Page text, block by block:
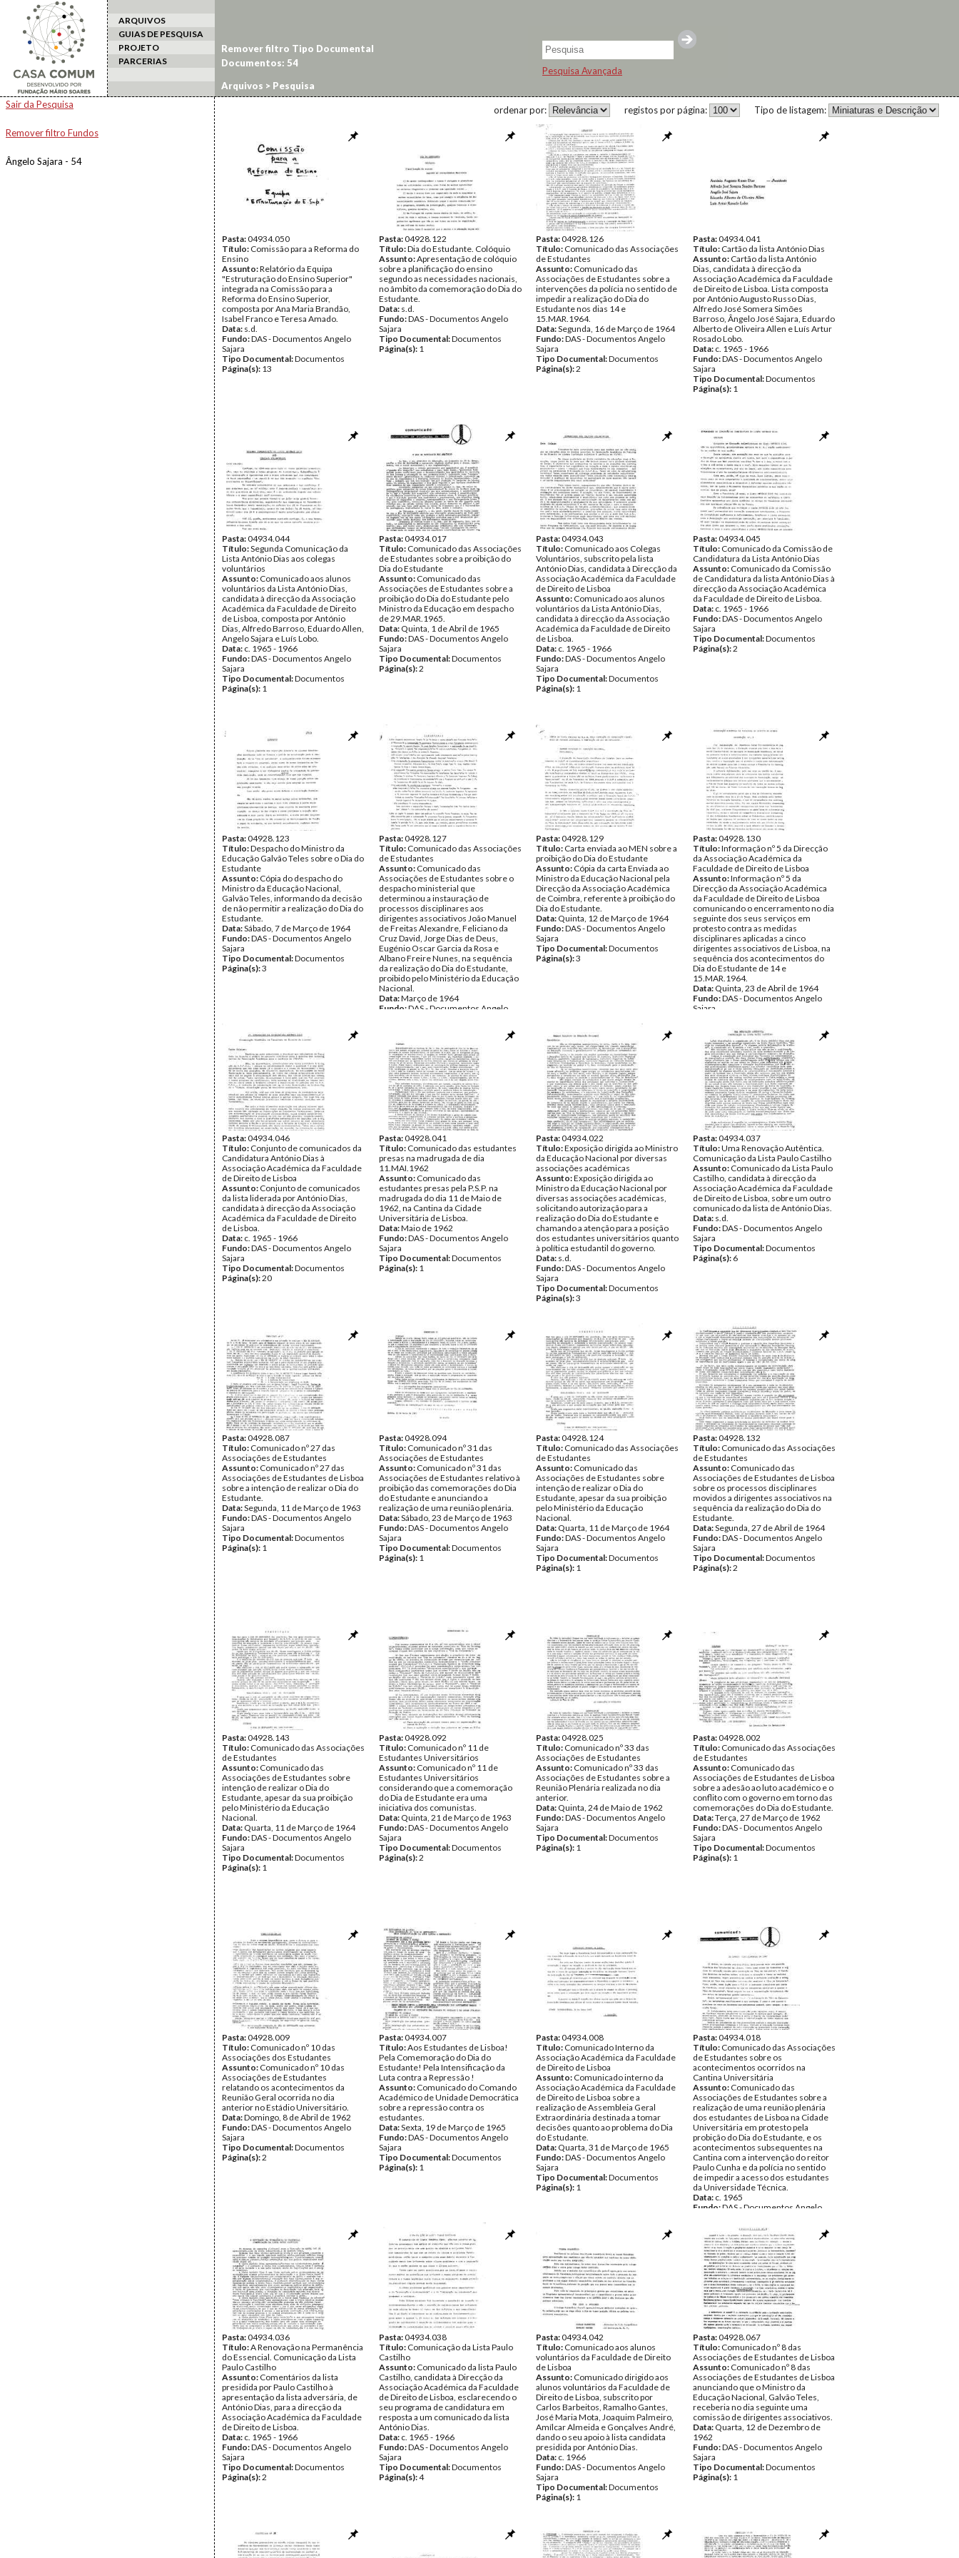
ARQUIVOS
GUIAS DE PESQUISA
PROJETO
PARCERIAS
Pesquisa Avançada
Arquivos > Pesquisa
Sair da Pesquisa
Remover filtro Fundos
Ângelo Sajara - 54
Remover filtro Tipo Documental
Documentos: 54
Tipo de listagem:
registos por página:
ordenar por:
Pasta:04934.050
Título: Comissão para a Reforma do
Ensino
Assunto:Relatório da Equipa
"Estruturação do Ensino Superior"
integrada na Comissão para a
Reforma do Ensino Superior,
composta por Ana Maria Brandão,
Isabel Franco e Teresa Amado.
Data: s.d.
Fundo:DAS - Documentos Angelo
Sajara
Tipo Documental:Documentos
Página(s): 13
Pasta:04928.122
Título:Dia do Estudante. Colóquio
Assunto:Apresentação de colóquio
sobre a planificação do ensino
segundo as necessidades nacionais,
no âmbito da comemoração do Dia do
Estudante.
Data: s.d.
Fundo:DAS - Documentos Angelo
Sajara
Tipo Documental:Documentos
Página(s): 1
Pasta:04928.126
Título: Comunicado das Associações
de Estudantes
Assunto: Comunicado das
Associações de Estudantes sobre a
intervenções da polícia no sentido de
impedir a realização do Dia do
Estudante nos dias 14 e
15.MAR.1964.
Data:Segunda, 16 de Março de 1964
Fundo:DAS - Documentos Angelo
Sajara
Tipo Documental:Documentos
Página(s):2
Pasta:04934.041
Título: Cartão da lista António Dias
Assunto: Cartão da lista António
Dias, candidata à direcção da
Associação Académica da Faculdade
de Direito de Lisboa. Lista composta
por António Augusto Russo Dias,
Alfredo José Somera Simões
Barroso, Ângelo José Sajara, Eduardo
Alberto de Oliveira Allen e Luís Artur
Rosado Lobo.
Data: c. 1965 - 1966
Fundo:DAS - Documentos Angelo
Sajara
Tipo Documental:Documentos
Página(s): 1
Pasta:04934.044
Título:Segunda Comunicação da
Lista António Dias aos colegas
voluntários
Assunto: Comunicado aos alunos
voluntários da Lista António Dias,
candidata à direcção da Associação
Académica da Faculdade de Direito
de Lisboa, composta por António
Dias, Alfredo Barroso, Eduardo Allen,
Angelo Sajara e Luís Lobo.
Data: c. 1965 - 1966
Fundo:DAS - Documentos Angelo
Sajara
Tipo Documental:Documentos
Página(s): 1
Pasta:04934.017
Título: Comunicado das Associações
de Estudantes sobre a proibição do
Dia do Estudante
Assunto: Comunicado das
Associações de Estudantes sobre a
proibição do Dia do Estudante pelo
Ministro da Educação em despacho
de 29.MAR.1965.
Data: Quinta, 1 de Abril de 1965
Fundo:DAS - Documentos Angelo
Sajara
Tipo Documental:Documentos
Página(s):2
Pasta:04934.043
Título: Comunicado aos Colegas
Voluntários, subscrito pela lista
António Dias, candidata à Direcção da
Associação Académica da Faculdade
de Direito de Lisboa
Assunto: Comunicado aos alunos
voluntários da Lista António Dias,
candidata à direcção da Associação
Académica da Faculdade de Direito
de Lisboa.
Data: c. 1965 - 1966
Fundo:DAS - Documentos Angelo
Sajara
Tipo Documental:Documentos
Página(s): 1
Pasta:04934.045
Título: Comunicado da Comissão de
Candidatura da Lista António Dias
Assunto: Comunicado da Comissão
de Candidatura da lista António Dias à
direcção da Associação Académica
da Faculdade de Direito de Lisboa.
Data: c. 1965 - 1966
Fundo:DAS - Documentos Angelo
Sajara
Tipo Documental:Documentos
Página(s):2
Pasta:04928.123
Título:Despacho do Ministro da
Educação Galvão Teles sobre o Dia do
Estudante
Assunto: Cópia do despacho do
Ministro da Educação Nacional,
Galvão Teles, informando da decisão
de não permitir a realização do Dia do
Estudante.
Data:Sábado, 7 de Março de 1964
Fundo:DAS - Documentos Angelo
Sajara
Tipo Documental:Documentos
Página(s):3
Pasta:04928.127
Título: Comunicado das Associações
de Estudantes
Assunto: Comunicado das
Associações de Estudantes sobre o
despacho ministerial que
determinou a instauração de
processos disciplinares aos
dirigentes associativos João Manuel
de Freitas Alexandre, Feliciano da
Cruz David, Jorge Dias de Deus,
Eugénio Oscar Garcia da Rosa e
Albano Freire Nunes, na sequência
da realização do Dia do Estudante,
proibido pelo Ministério da Educação
Nacional.
Data:Março de 1964
Fundo:DAS - Documentos Angelo
Pasta:04928.129
Título: Carta enviada ao MEN sobre a
proibição do Dia do Estudante
Assunto: Cópia da carta Enviada ao
Ministro da Educação Nacional pela
Direcção da Associação Académica
de Coimbra, referente à proibição do
Dia do Estudante.
Data: Quinta, 12 de Março de 1964
Fundo:DAS - Documentos Angelo
Sajara
Tipo Documental:Documentos
Página(s):3
Pasta:04928.130
Título:Informação nº 5 da Direcção
da Associação Académica da
Faculdade de Direito de Lisboa
Assunto:Informação nº 5 da
Direcção da Associação Académica
da Faculdade de Direito de Lisboa
comunicando o encerramento no dia
seguinte dos seus serviços em
protesto contra as medidas
disciplinares aplicadas a cinco
dirigentes associativos de Lisboa, na
sequência dos acontecimentos do
Dia do Estudante de 14 e
15.MAR.1964.
Data: Quinta, 23 de Abril de 1964
Fundo:DAS - Documentos Angelo
Sajara
3
Pasta:04934.046
Título: Conjunto de comunicados da
Candidatura António Dias à
Associação Académica da Faculdade
de Direito de Lisboa
Assunto: Conjunto de comunicados
da lista liderada por António Dias,
candidata à direcção da Associação
Académica da Faculdade de Direito
de Lisboa.
Data: c. 1965 - 1966
Fundo:DAS - Documentos Angelo
Sajara
Tipo Documental:Documentos
Página(s):20
Pasta:04928.041
Título: Comunicado das estudantes
presas na madrugada de dia
11.MAI.1962
Assunto: Comunicado das
estudantes presas pela P.S.P. na
madrugada do dia 11 de Maio de
1962, na Cantina da Cidade
Universitária de Lisboa.
Data:Maio de 1962
Fundo:DAS - Documentos Angelo
Sajara
Tipo Documental:Documentos
Página(s): 1
Pasta:04934.022
Título:Exposição dirigida ao Ministro
da Educação Nacional por diversas
associações académicas
Assunto:Exposição dirigida ao
Ministro da Educação Nacional por
diversas associações académicas,
solicitando autorização para a
realização do Dia do Estudante e
chamando a atenção para a posição
dos estudantes universitários quanto
à política estudantil do governo.
Data: s.d.
Fundo:DAS - Documentos Angelo
Sajara
Tipo Documental:Documentos
Página(s):3
Pasta:04934.037
Título:Uma Renovação Autêntica.
Comunicação da Lista Paulo Castilho
Assunto: Comunicado da Lista Paulo
Castilho, candidata à direcção da
Associação Académica da Faculdade
de Direito de Lisboa, sobre um outro
comunicado da lista de António Dias.
Data: s.d.
Fundo:DAS - Documentos Angelo
Sajara
Tipo Documental:Documentos
Página(s): 6
Pasta:04928.087
Título: Comunicado nº 27 das
Associações de Estudantes
Assunto: Comunicado nº 27 das
Associações de Estudantes de Lisboa
sobre a intenção de realizar o Dia do
Estudante.
Data:Segunda, 11 de Março de 1963
Fundo:DAS - Documentos Angelo
Sajara
Tipo Documental:Documentos
Página(s): 1
Pasta:04928.094
Título: Comunicado nº 31 das
Associações de Estudantes
Assunto: Comunicado nº 31 das
Associações de Estudantes relativo à
proibição das comemorações do Dia
do Estudante e anunciando a
realização de uma reunião plenária.
Data:Sábado, 23 de Março de 1963
Fundo:DAS - Documentos Angelo
Sajara
Tipo Documental:Documentos
Página(s): 1
Pasta:04928.124
Título: Comunicado das Associações
de Estudantes
Assunto: Comunicado das
Associações de Estudantes sobre
intenção de realizar o Dia do
Estudante, apesar da sua proibição
pelo Ministério da Educação
Nacional.
Data: Quarta, 11 de Março de 1964
Fundo:DAS - Documentos Angelo
Sajara
Tipo Documental:Documentos
Página(s): 1
Pasta:04928.132
Título: Comunicado das Associações
de Estudantes
Assunto: Comunicado das
Associações de Estudantes de Lisboa
sobre os processos disciplinares
movidos a dirigentes associativos na
sequência da realização do Dia do
Estudante.
Data:Segunda, 27 de Abril de 1964
Fundo:DAS - Documentos Angelo
Sajara
Tipo Documental:Documentos
Página(s):2
Pasta:04928.143
Título: Comunicado das Associações
de Estudantes
Assunto: Comunicado das
Associações de Estudantes sobre
intenção de realizar o Dia do
Estudante, apesar da sua proibição
pelo Ministério da Educação
Nacional.
Data: Quarta, 11 de Março de 1964
Fundo:DAS - Documentos Angelo
Sajara
Tipo Documental:Documentos
Página(s): 1
Pasta:04928.092
Título: Comunicado nº 11 de
Estudantes Universitários
Assunto: Comunicado nº 11 de
Estudantes Universitários
considerando que a comemoração
do Dia de Estudante era uma
iniciativa dos comunistas.
Data: Quinta, 21 de Março de 1963
Fundo:DAS - Documentos Angelo
Sajara
Tipo Documental:Documentos
Página(s):2
Pasta:04928.025
Título: Comunicado nº 33 das
Associações de Estudantes
Assunto: Comunicado nº 33 das
Associações de Estudantes sobre a
Reunião Plenária realizada no dia
anterior.
Data: Quinta, 24 de Maio de 1962
Fundo:DAS - Documentos Angelo
Sajara
Tipo Documental:Documentos
Página(s): 1
Pasta:04928.002
Título: Comunicado das Associações
de Estudantes
Assunto: Comunicado das
Associações de Estudantes de Lisboa
sobre a adesão ao luto académico e o
conflito com o governo em torno das
comemorações do Dia do Estudante.
Data:Terça, 27 de Março de 1962
Fundo:DAS - Documentos Angelo
Sajara
Tipo Documental:Documentos
Página(s): 1
Pasta:04928.009
Título: Comunicado nº 10 das
Associações dos Estudantes
Assunto: Comunicado nº 10 das
Associações de Estudantes
relatando os acontecimentos da
Reunião Geral ocorrida no dia
anterior no Estádio Universitário.
Data:Domingo, 8 de Abril de 1962
Fundo:DAS - Documentos Angelo
Sajara
Tipo Documental:Documentos
Página(s):2
Pasta:04934.007
Título:Aos Estudantes de Lisboa!
Pela Comemoração do Dia do
Estudante! Pela Intensificação da
Luta contra a Repressão !
Assunto: Comunicado do Comando
Académico de Unidade Democrática
sobre a repressão contra os
estudantes.
Data:Sexta, 19 de Março de 1965
Fundo:DAS - Documentos Angelo
Sajara
Tipo Documental:Documentos
Página(s): 1
Pasta:04934.008
Título: Comunicado Interno da
Associação Académica da Faculdade
de Direito de Lisboa
Assunto: Comunicado interno da
Associação Académica da Faculdade
de Direito de Lisboa sobre a
realização de Assembleia Geral
Extraordinária destinada a tomar
decisões quanto ao problema do Dia
do Estudante.
Data: Quarta, 31 de Março de 1965
Fundo:DAS - Documentos Angelo
Sajara
Tipo Documental:Documentos
Página(s): 1
Pasta:04934.018
Título: Comunicado das Associações
de Estudantes sobre os
acontecimentos ocorridos na
Cantina Universitária
Assunto: Comunicado das
Associações de Estudantes sobre a
realização de uma reunião plenária
dos estudantes de Lisboa na Cidade
Universitária em protesto pela
probição do Dia do Estudante, e os
acontecimentos subsequentes na
Cantina com a intervenção do reitor
Paulo Cunha e da polícia no sentido
de impedir a acesso dos estudantes
da Universidade Técnica.
Data: c. 1965
Fundo:DAS - Documentos Angelo
Tipo Documental:Documentos
Página(s):2
Pasta:04934.036
Título:A Renovação na Permanência
do Essencial. Comunicação da Lista
Paulo Castilho
Assunto: Comentários da lista
presidida por Paulo Castilho à
apresentação da lista adversária, de
António Dias, para a direcção da
Associação Académica da Faculdade
de Direito de Lisboa.
Data: c. 1965 - 1966
Fundo:DAS - Documentos Angelo
Sajara
Tipo Documental:Documentos
Página(s):2
Pasta:04934.038
Título: Comunicação da Lista Paulo
Castilho
Assunto: Comunicado da lista Paulo
Castilho, candidata à Direcção da
Associação Académica da Faculdade
de Direito de Lisboa, esclarecendo o
seu programa de candidatura em
resposta a um comunicado da lista
António Dias.
Data: c. 1965 - 1966
Fundo:DAS - Documentos Angelo
Sajara
Tipo Documental:Documentos
Página(s):4
Pasta:04934.042
Título: Comunicado aos alunos
voluntários da Faculdade de Direito
de Lisboa
Assunto: Comunicado dirigido aos
alunos voluntários da Faculdade de
Direito de Lisboa, subscrito por
Carlos Barbeitos, Ramalho Gantes,
José Maria Mota, Joaquim Palmeiro,
Amílcar Almeida e Gonçalves André,
dando o seu apoio à lista candidata
presidida por António Dias.
Data: c. 1966
Fundo:DAS - Documentos Angelo
Sajara
Tipo Documental:Documentos
Página(s): 1
Pasta:04928.067
Título: Comunicado nº 8 das
Associações de Estudantes de Lisboa
Assunto: Comunicado nº 8 das
Associações de Estudantes de Lisboa
anunciando que o Ministro da
Educação Nacional, Galvão Teles,
receberia no dia seguinte uma
comissão de dirigentes associativos.
Data: Quarta, 12 de Dezembro de
1962
Fundo:DAS - Documentos Angelo
Sajara
Tipo Documental:Documentos
Página(s): 1